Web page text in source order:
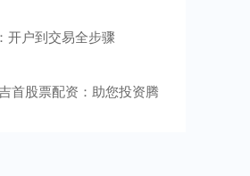
开户到交易全步骤
首股票配资：助您投资腾